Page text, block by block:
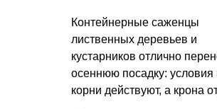
Контейнерные саженцы
лиственных деревьев и
кустарников отлично
осеннюю посадку: условия
корни действуют, а крона